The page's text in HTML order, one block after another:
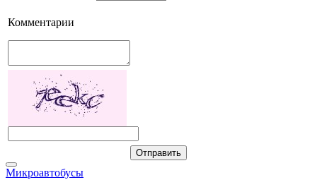
Комментарии
Микроавтобусы